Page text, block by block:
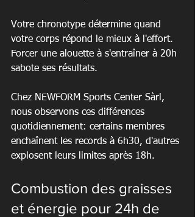
Votre chronotype détermine quand
votre corps répond le mieux à l'effort.
Forcer une alouette à s'entraîner à 20h
sabote ses résultats.
Chez NEWFORM Sports Center Sàrl,
nous observons ces différences
quotidiennement: certains membres
enchaînent les records à 6h30, d'autres
explosent leurs limites après 18h.
Combustion des graisses
et énergie pour 24h de